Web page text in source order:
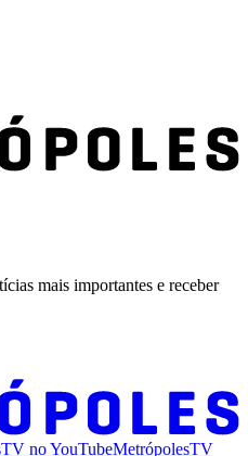
mais importantes e receber
noYouTubeMetrópolesTV